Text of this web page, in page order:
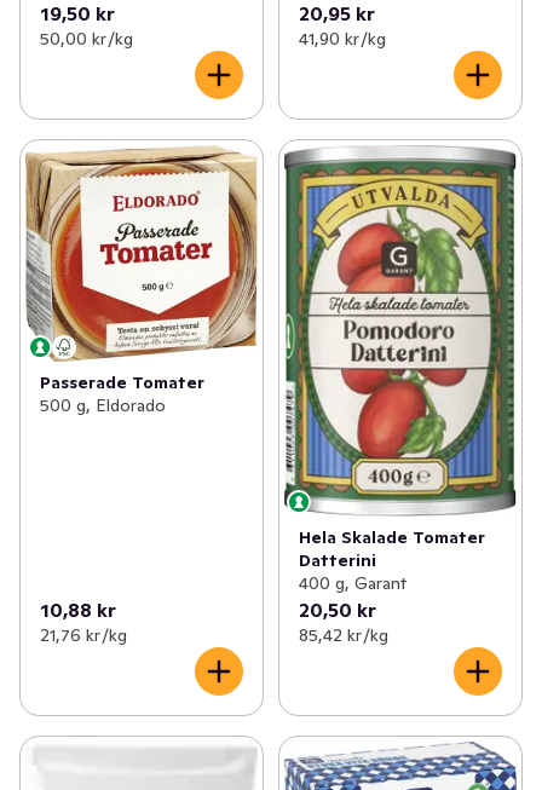
19,50 kr
50,00 kr /kg
20,95 kr
41,90 kr /kg
Passerade Tomater
500 g, Eldorado
10,88 kr
21,76 kr /kg
Hela Skalade Tomater
Datterini
400 g, Garant
20,50 kr
85,42 kr /kg